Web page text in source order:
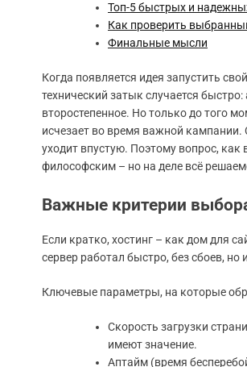
Топ-5 быстрых и
Как проверить
Финальные мысли
Когда появляется идея запустить
технический затык случается
второстепенное. Но только до того
исчезает во время важной
уходит впустую. Поэтому вопрос,
философским – но на деле всё
Важные критерии
Если кратко, хостинг – как дом для
сервер работал быстро, без сбоев,
Ключевые параметры, на которые
Скорость загрузки
имеют значение.
Аптайм (время